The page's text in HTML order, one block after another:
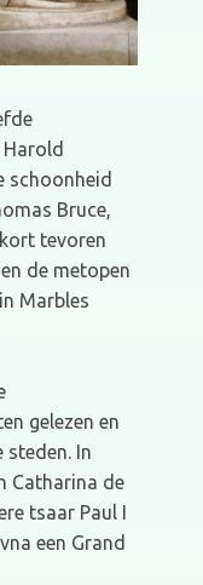
schoonheid
Bruce,
tevoren
de metopen
Marbles
gelezen en
steden. In
Catharina de
tsaar Paul I
een Grand